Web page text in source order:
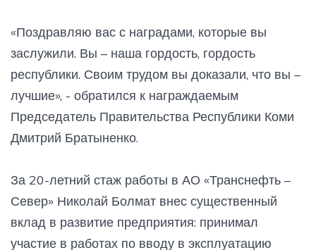
«Поздравляю вас с наградами, которые вы
заслужили. Вы – наша гордость, гордость
республики. Своим трудом вы доказали, что вы –
лучшие», - обратился к награждаемым
Председатель Правительства Республики Коми
Дмитрий Братыненко.
За 20-летний стаж работы в АО «Транснефть –
Север» Николай Болмат внес существенный
вклад в развитие предприятия: принимал
участие в работах по вводу в эксплуатацию